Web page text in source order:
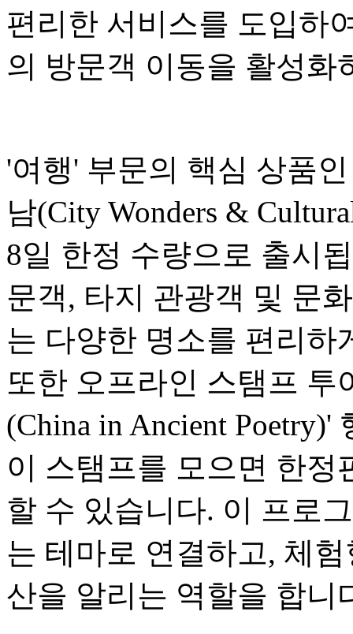
편리한 서비스를 도입하
의 방문객 이동을 활성화
'여행' 부문의 핵심 상품
남(City Wonders &
8일 한정 수량으로 출시
문객, 타지 관광객 및 문
는 다양한 명소를 편리하
또한 오프라인 스탬프
(China in Ancient
이 스탬프를 모으면 한정
할 수 있습니다. 이 프로
는 테마로 연결하고, 체
산을 알리는 역할을 합니